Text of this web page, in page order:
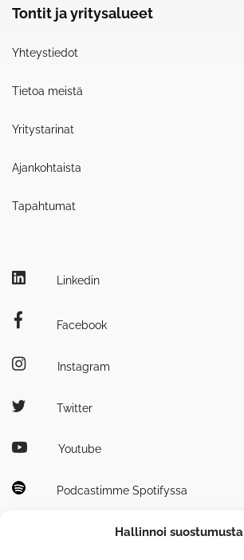
Hallinnoi suostumusta
Tontit ja yritysalueet
Yhteystiedot
Tietoa meistä
Yritystarinat
Ajankohtaista
Tapahtumat
Linkedin
Facebook
Instagram
Twitter
Youtube
Podcastimme Spotifyssa